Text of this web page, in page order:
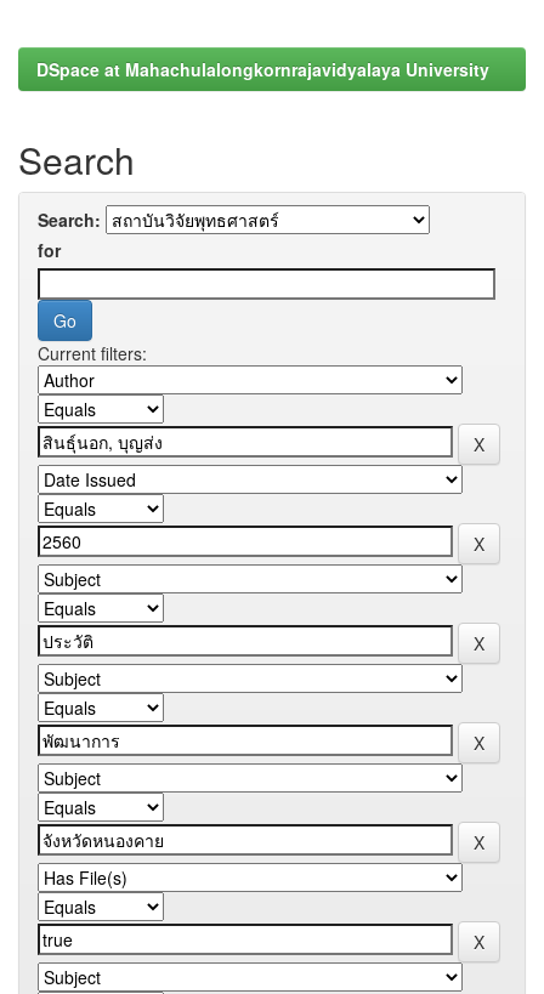
DSpace at Mahachulalongkornrajavidyalaya University
Search
Search:
for
Current filters: